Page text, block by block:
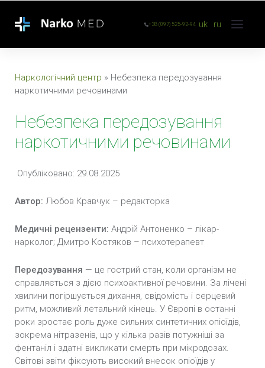
+38 (097) 525-92-94 uk ru
Наркологічний центр » Небезпека передозування
наркотичними речовинами
Небезпека передозування
наркотичними речовинами
Опубліковано: 29.08.2025
Автор: Любов Кравчук – редакторка
Медичні рецензенти: Андрій Антоненко – лікар-
нарколог; Дмитро Костяков – психотерапевт
Передозування — це гострий стан, коли організм не
справляється з дією психоактивної речовини. За лічені
хвилини погіршується дихання, свідомість і серцевий
ритм, можливий летальний кінець. У Європі в останні
роки зростає роль дуже сильних синтетичних опіоїдів,
зокрема нітразенів, що у кілька разів потужніші за
фентаніл і здатні викликати смерть при мікродозах.
Світові звіти фіксують високий внесок опіоїдів у